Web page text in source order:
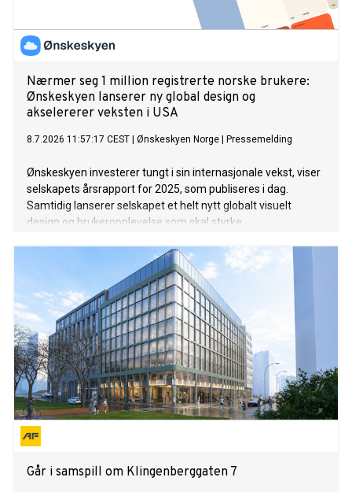
Nærmer seg 1 million registrerte norske brukere:
Ønskeskyen lanserer ny global design og
akselererer veksten i USA
8.7.2026 11:57:17 CEST Ønskeskyen Norge Pressemelding
Ønskeskyen investerer tungt i sin internasjonale vekst, viser
selskapets årsrapport for 2025, som publiseres i dag.
Samtidig lanserer selskapet et helt nytt globalt visuelt
design og brukeropplevelse som skal styrke
for ønskelister - særlig i USA, der ønskeliste- og sosial
shopping-plattformen nå har passert 9 millioner registrerte
brukere etter nok et år med rekordvekst.
Går i samspill om Klingenberggaten 7